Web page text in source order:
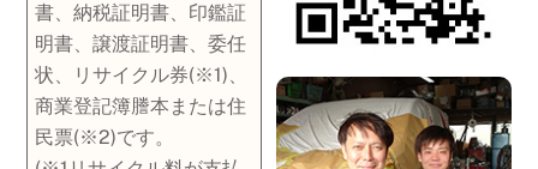
書、納税証明書、印鑑証
明書、譲渡証明書、委任
状、リサイクル券(※1)、
商業登記簿謄本または住
民票(※2)です。